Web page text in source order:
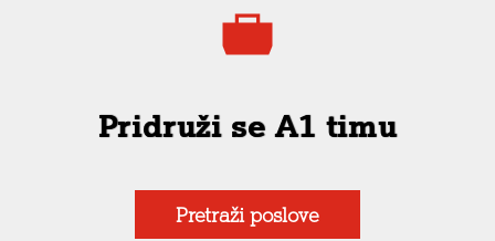
Pridruži se A1 timu
Pretraži poslove